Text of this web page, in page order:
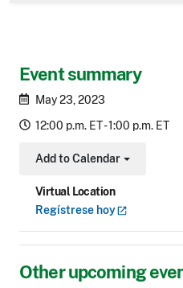
Event summary
May 23, 2023
12:00 p.m. ET - 1:00 p.m. ET
Add to Calendar
Toggle Dropdown
Virtual Location
Regístrese hoy
Other upcoming